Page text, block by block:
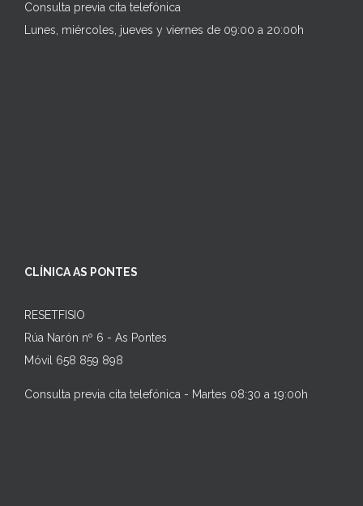
Consulta previa cita telefónica
Lunes, miércoles, jueves y viernes de 09:00 a 20:00h
CLÍNICA AS PONTES
RESETFISIO
Rúa Narón nº 6 - As Pontes
Móvil 658 859 898
Consulta previa cita telefónica - Martes 08:30 a 19:00h